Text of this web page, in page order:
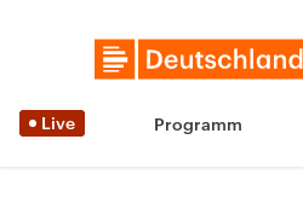
Live Programm